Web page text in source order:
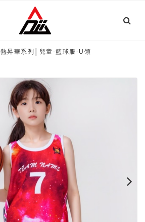
熱昇華系列│兒童-籃球服-U領